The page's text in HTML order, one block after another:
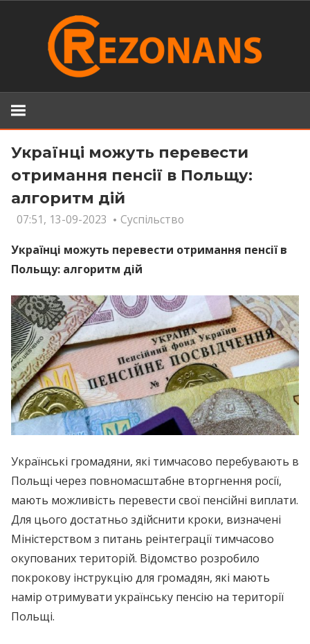
Українці можуть перевести
отримання пенсії в Польщу:
алгоритм дій
07:51, 13-09-2023
Суспільство
Українці можуть перевести отримання пенсії в
Польщу: алгоритм дій
Українські громадяни, які тимчасово перебувають в
Польщі через повномасштабне вторгнення росії,
мають можливість перевести свої пенсійні виплати.
Для цього достатньо здійснити кроки, визначені
Міністерством з питань реінтеграції тимчасово
окупованих територій. Відомство розробило
покрокову інструкцію для громадян, які мають
намір отримувати українську пенсію на території
Польщі.